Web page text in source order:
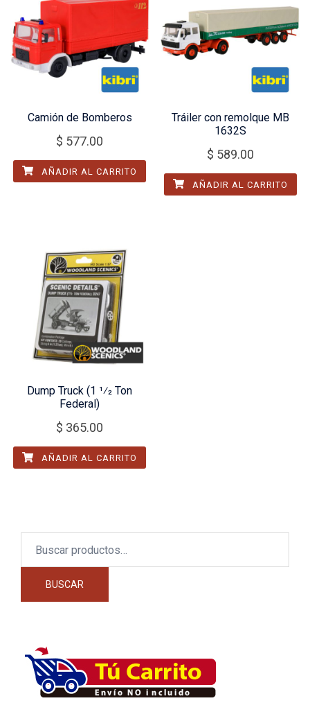
Camión de Bomberos
$ 577.00
AÑADIR AL CARRITO
Tráiler con remolque MB
1632S
$ 589.00
AÑADIR AL CARRITO
Dump Truck (1 1⁄2 Ton
Federal)
$ 365.00
AÑADIR AL CARRITO
BUSCAR